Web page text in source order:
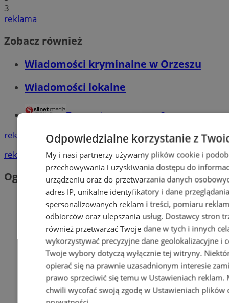
3
reklama
Zobacz również
Wiadomości kryminalne w Orzeszu
Wiadomości lokalne
Tworzenie stron www - Orzesze
reklama
reklama
Ogłoszenia
Odpowiedzialne korzystanie z
My i nasi partnerzy używamy plików cookie i
przechowywania i uzyskiwania dostępu do
urządzeniu oraz do przetwarzania danych
adres IP, unikalne identyfikatory i dane
spersonalizowanych reklam i treści, pomiaru
odbiorców oraz ulepszania usług. Dostawcy stron
również przetwarzać Twoje dane w tych i innych
wykorzystywać precyzyjne dane geolokalizacyjne i
Twoje wybory dotyczą wyłącznie tej witryny.
opierać się na prawnie uzasadnionym interesie
prawo sprzeciwić się temu w Ustawieniach reklam.
chwili wycofać swoją zgodę w Ustawieniach plików